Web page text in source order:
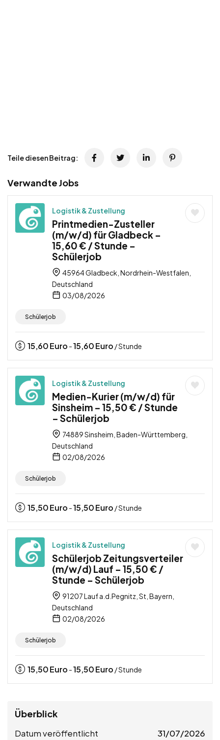
Teile diesen Beitrag:
Verwandte Jobs
Logistik & Zustellung
Printmedien-Zusteller
(m/w/d) für Gladbeck –
15,60 € / Stunde –
Schülerjob
45964 Gladbeck, Nordrhein-Westfalen,
Deutschland
03/08/2026
Schülerjob
15,60Euro -15,60Euro / Stunde
Logistik & Zustellung
Medien-Kurier (m/w/d) für
Sinsheim – 15,50 € / Stunde
– Schülerjob
74889 Sinsheim, Baden-Württemberg,
Deutschland
02/08/2026
Schülerjob
15,50Euro -15,50Euro / Stunde
Logistik & Zustellung
Schülerjob Zeitungsverteiler
(m/w/d) Lauf – 15,50 € /
Stunde – Schülerjob
91207 Lauf a.d.Pegnitz, St, Bayern,
Deutschland
02/08/2026
Schülerjob
15,50Euro -15,50Euro / Stunde
Überblick
Datum veröffentlicht 31/07/2026